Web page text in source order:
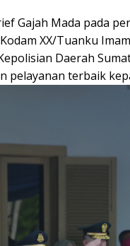
Gajah Mada pada
XX/Tuanku
Daerah
pelayanan terbaik